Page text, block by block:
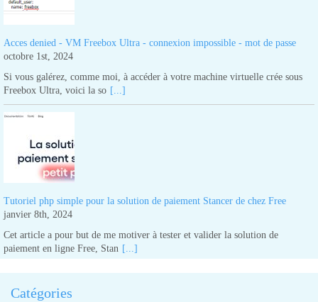
Acces denied - VM Freebox Ultra - connexion impossible - mot de passe
octobre 1st, 2024
Si vous galérez, comme moi, à accéder à votre machine virtuelle crée sous
Freebox Ultra, voici la so [...]
Tutoriel php simple pour la solution de paiement Stancer de chez Free
janvier 8th, 2024
Cet article a pour but de me motiver à tester et valider la solution de
paiement en ligne Free, Stan [...]
Catégories